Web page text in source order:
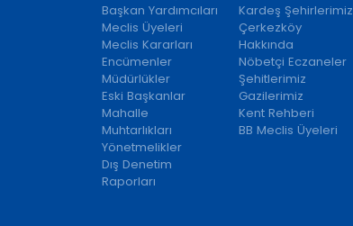
Başkan Yardımcıları
Meclis Üyeleri
Meclis Kararları
Encümenler
Müdürlükler
Eski Başkanlar
Mahalle
Muhtarlıkları
Yönetmelikler
Dış Denetim
Raporları
Kardeş Şehirlerimiz
Çerkezköy
Hakkında
Nöbetçi Eczaneler
Şehitlerimiz
Gazilerimiz
Kent Rehberi
BB Meclis Üyeleri